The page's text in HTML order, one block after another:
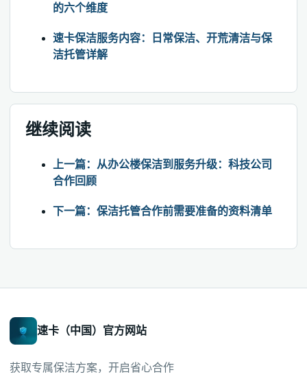
的六个维度
速卡保洁服务内容：日常保洁、开荒清洁与保
洁托管详解
继续阅读
上一篇：从办公楼保洁到服务升级：科技公司
合作回顾
下一篇：保洁托管合作前需要准备的资料清单
速卡（中国）官方网站
获取专属保洁方案，开启省心合作